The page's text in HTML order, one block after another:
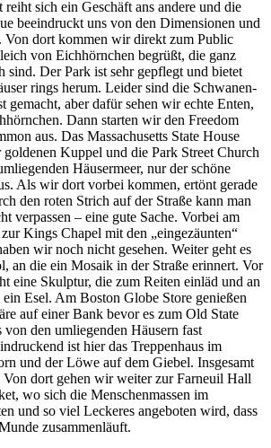
sich ein Geschäft ans andere und die
beeindruckt uns von den Dimensionen und
Von dort kommen wir direkt zum Public
von Eichhörnchen begrüßt, die ganz
sind. Der Park ist sehr gepflegt und bietet
rings herum. Leider sind die Schwanen-
gemacht, aber dafür sehen wir echte Enten,
Dann starten wir den Freedom
aus. Das Massachusetts State House
Kuppel und die Park Street Church
Häusermeer, nur der schöne
Als wir dort vorbei kommen, ertönt gerade
den roten Strich auf der Straße kann man
verpassen – eine gute Sache. Vorbei am
Kings Chapel mit den „eingezäunten“
wir noch nicht gesehen. Weiter geht es
an die ein Mosaik in der Straße erinnert. Vor
eine Skulptur, die zum Reiten einläd und an
Esel. Am Boston Globe Store genießen
auf einer Bank bevor es zum Old State
von den umliegenden Häusern fast
ist hier das Treppenhaus im
und der Löwe auf dem Giebel. Insgesamt
Von dort gehen wir weiter zur Farneuil Hall
wo sich die Menschenmassen im
und so viel Leckeres angeboten wird, dass
zusammenläuft.